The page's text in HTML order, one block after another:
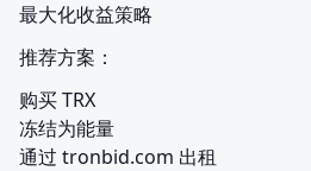
最大化收益策略
推荐方案：
购买 TRX
冻结为能量
通过 tronbid.com 出租